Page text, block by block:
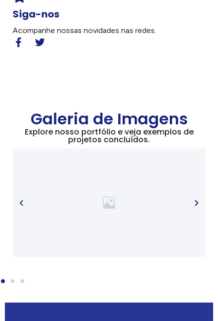
Siga-nos
Acompanhe nossas novidades nas redes.
Galeria de Imagens
Explore nosso portfólio e veja exemplos de
projetos concluídos.